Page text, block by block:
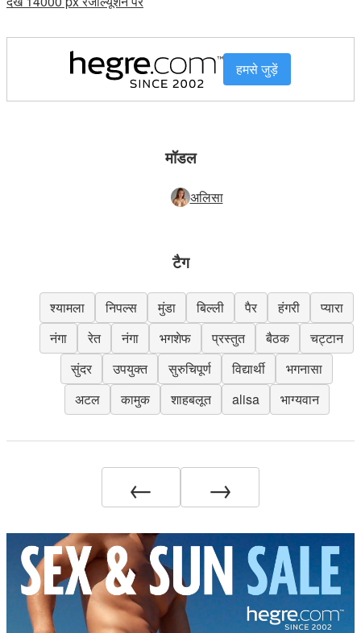
हमसे जुड़ें
मॉडल
अलिसा
टैग
श्यामला निपल्स मुंडा बिल्ली पैर हंगरी
प्यारा
नंगा
रेत नंगा भगशेफ प्रस्तुत बैठक
चट्टान
सुंदर
उपयुक्त सुरुचिपूर्ण विद्यार्थी
भगनासा
अटल
कामुक शाहबलूत alisa भाग्यवान
← →